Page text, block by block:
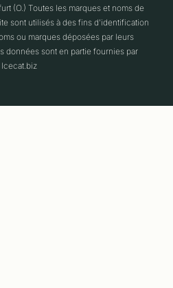
(O.) Toutes les marques et noms de
sont utilisés à des fins d'identification
ou marques déposées par leurs
données sont en partie fournies par
Icecat.biz